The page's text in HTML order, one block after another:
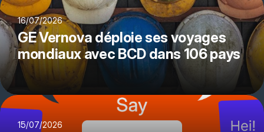
16/07/2026
GE Vernova déploie ses voyages
mondiaux avec BCD dans 106 pays
15/07/2026